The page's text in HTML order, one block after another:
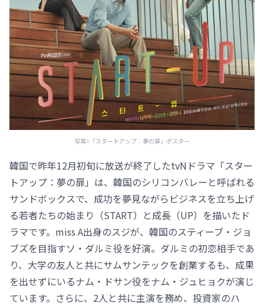
写真=「スタートアップ：夢の扉」ポスター
韓国で昨年12月初旬に放送が終了したtvNドラマ「スター
トアップ：夢の扉」は、韓国のシリコンバレーと呼ばれる
サンドボックスで、成功を夢見ながらビジネスを立ち上げ
る若者たちの始まり（START）と成長（UP）を描いたド
ラマです。miss A出身のスジが、韓国のスティーブ・ジョ
ブズを目指すソ・ダルミ役を好演。ダルミの初恋相手であ
り、大学の友人と共にサムサンテックを創業するも、成果
を出せずにいるナム・ドサン役をナム・ジュヒョクが演じ
ています。さらに、2人と共に主演を務め、投資家のハ